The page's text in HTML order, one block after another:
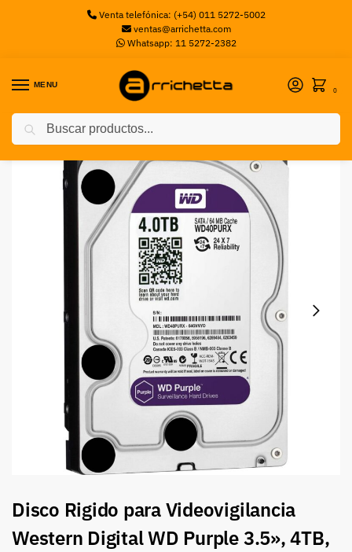
Venta telefónica: (+54) 011 5272-5002
ventas@arrichetta.com
Whatsapp: 11 5272-2382
MENU
0
Inicio Discos Servidor / Disco Rigido para Videovigilancia Western Digital WD Purple 3.5», 4TB, SATA III, 6 Gbit/s, 64MB Cache
Disco Rigido para Videovigilancia
Western Digital WD Purple 3.5», 4TB,